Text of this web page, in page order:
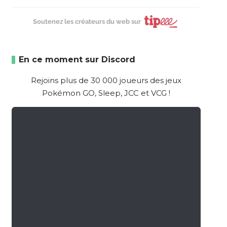
Soutenez les créateurs du web sur
En ce moment sur Discord
Rejoins plus de 30 000 joueurs des jeux
Pokémon GO, Sleep, JCC et VCG !